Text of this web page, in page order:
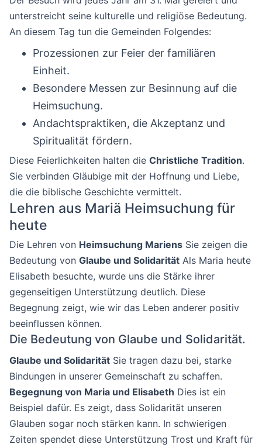
unterstreicht seine kulturelle und religiöse Bedeutung.
An diesem Tag tun die Gemeinden Folgendes:
Prozessionen zur Feier der familiären
Einheit.
Besondere Messen zur Besinnung auf die
Heimsuchung.
Andachtspraktiken, die Akzeptanz und
Spiritualität fördern.
Diese Feierlichkeiten halten die Christliche Tradition.
Sie verbinden Gläubige mit der Hoffnung und Liebe,
die die biblische Geschichte vermittelt.
Lehren aus Mariä Heimsuchung für
heute
Die Lehren von Heimsuchung Mariens Sie zeigen die
Bedeutung von Glaube und Solidarität Als Maria heute
Elisabeth besuchte, wurde uns die Stärke ihrer
gegenseitigen Unterstützung deutlich. Diese
Begegnung zeigt, wie wir das Leben anderer positiv
beeinflussen können.
Die Bedeutung von Glaube und Solidarität.
Glaube und Solidarität Sie tragen dazu bei, starke
Bindungen in unserer Gemeinschaft zu schaffen.
Begegnung von Maria und Elisabeth Dies ist ein
Beispiel dafür. Es zeigt, dass Solidarität unseren
Glauben sogar noch stärken kann. In schwierigen
Zeiten spendet diese Unterstützung Trost und Kraft für